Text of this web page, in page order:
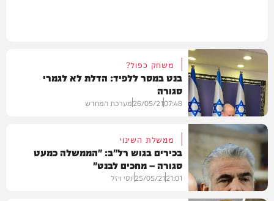
פוליטי
משחק כפול?
בנט במסר ללפיד: הדלת לא לגמרי
סגורה
07:48
26/05/21מערכת המחדש
ממשלת השינוי
בכירים בגוש רל"ב: "הממשלה כמעט
סגורה – מחכים לבנט"
21:01
25/05/21יוסי ויזל